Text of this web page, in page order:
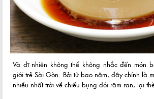
Và dĩ nhiên không thể không nhắc đến món
giới trẻ Sài Gòn. Bởi từ bao năm, đây chính là
nhiều nhất trời về chiều bụng đói râm ran, lại